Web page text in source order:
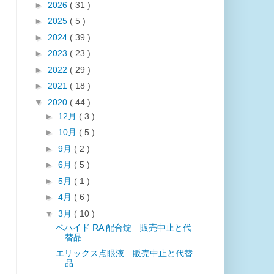
► 2026 ( 31 )
► 2025 ( 5 )
► 2024 ( 39 )
► 2023 ( 23 )
► 2022 ( 29 )
► 2021 ( 18 )
▼ 2020 ( 44 )
► 12月 ( 3 )
► 10月 ( 5 )
► 9月 ( 2 )
► 6月 ( 5 )
► 5月 ( 1 )
► 4月 ( 6 )
▼ 3月 ( 10 )
ベハイド RA 配合錠 販売中止と代
替品
エリックス点眼液 販売中止と代替
品